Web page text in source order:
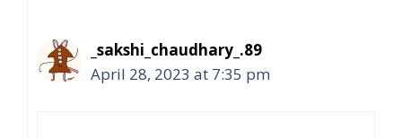
_sakshi_chaudhary_.89
April 28, 2023 at 7:35 pm